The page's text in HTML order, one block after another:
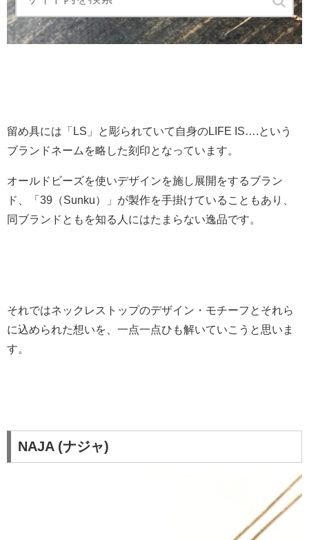
留め具には「LS」と彫られていて自身のLIFE IS….という
ブランドネームを略した刻印となっています。
オールドビーズを使いデザインを施し展開をするブラン
ド、「39（Sunku）」が製作を手掛けていることもあり、
同ブランドともを知る人にはたまらない逸品です。
それではネックレストップのデザイン・モチーフとそれら
に込められた想いを、一点一点ひも解いていこうと思いま
す。
NAJA (ナジャ)